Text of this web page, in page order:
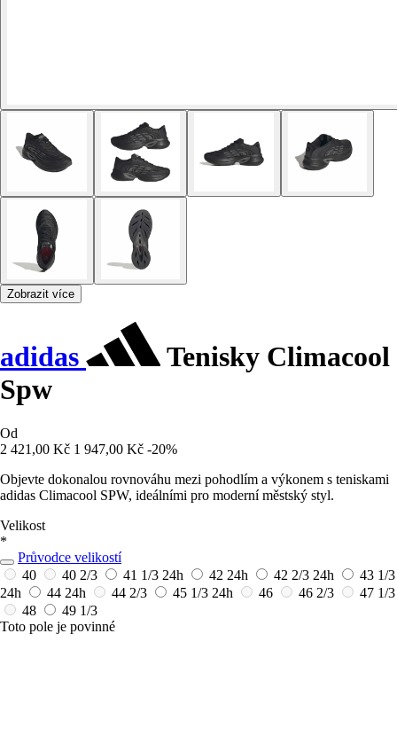
Zobrazit více
adidas
Tenisky Climacool
Spw
Od
2 421,00 Kč 1 947,00 Kč -20%
Objevte dokonalou rovnováhu mezi pohodlím a výkonem s teniskami
adidas Climacool SPW, ideálními pro moderní městský styl.
Velikost
*
Průvodce velikostí
40
40 2/3 41 1/3 24h 42 24h 42 2/3 24h
43 1/3
24h
44 24h 44 2/3 45 1/3 24h 46 46 2/3
47 1/3
48
49 1/3
Toto pole je povinné